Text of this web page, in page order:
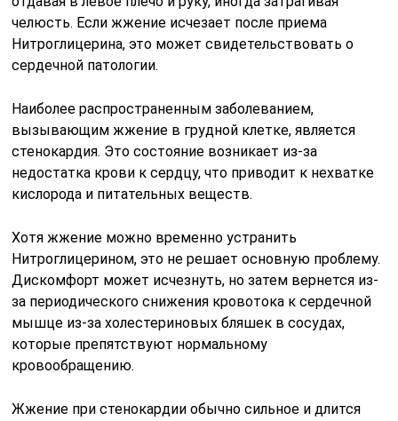
челюсть. Если жжение исчезает после приема
Нитроглицерина, это может свидетельствовать о
сердечной патологии.
Наиболее распространенным заболеванием,
вызывающим жжение в грудной клетке, является
стенокардия. Это состояние возникает из-за
недостатка крови к сердцу, что приводит к нехватке
кислорода и питательных веществ.
Хотя жжение можно временно устранить
Нитроглицерином, это не решает основную проблему.
Дискомфорт может исчезнуть, но затем вернется из-
за периодического снижения кровотока к сердечной
мышце из-за холестериновых бляшек в сосудах,
которые препятствуют нормальному
кровообращению.
Жжение при стенокардии обычно сильное и длится